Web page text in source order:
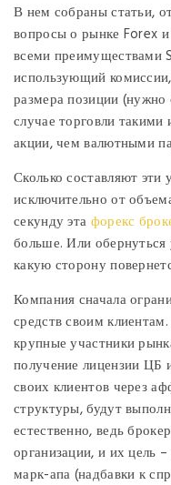
В нем собраны статьи,
вопросы о рынке Forex и
всеми преимуществами
использующий
размера позиции (нужно
случае торговли
акции, чем валютными
Сколько составляют
исключительно от
секунду эта форекс
больше. Или
какую сторону
Компания сначала
средств своим
крупные участники
получение лицензии
своих клиентов через
структуры, будут
естественно, ведь
организации, и их цель
марк-апа (надбавки к